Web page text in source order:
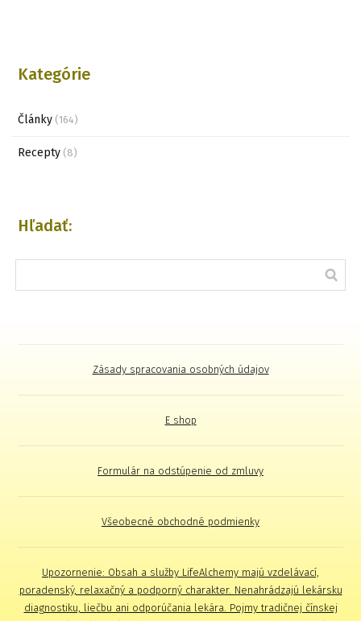
Kategórie
Články (164)
Recepty (8)
Hľadať:
Zásady spracovania osobných údajov
E shop
Formulár na odstúpenie od zmluvy
Všeobecné obchodné podmienky
Upozornenie: Obsah a služby LifeAlchemy majú vzdelávací,
poradenský, relaxačný a podporný charakter. Nenahrádzajú lekársku
diagnostiku, liečbu ani odporúčania lekára. Pojmy tradičnej čínskej